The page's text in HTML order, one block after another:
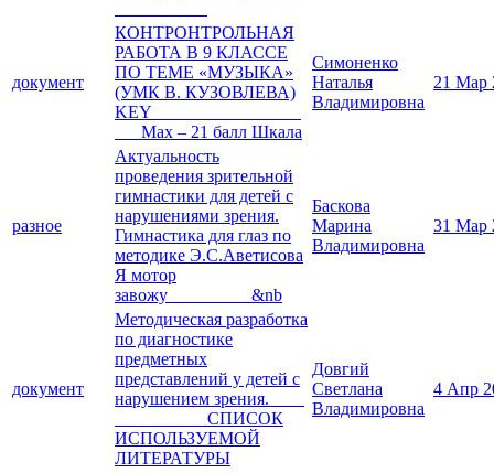
документ
КОНТРОНТРОЛЬНАЯ
РАБОТА В 9 КЛАССЕ
ПО ТЕМЕ «МУЗЫКА»
(УМК В. КУЗОВЛЕВА)
KEY
Max – 21 балл Шкала
Симоненко
Наталья
Владимировна
21 Мар
разное
Актуальность
проведения зрительной
гимнастики для детей с
нарушениями зрения.
Гимнастика для глаз по
методике Э.С.Аветисова
Я мотор
завожу &nb
Баскова
Марина
Владимировна
31 Мар
документ
Методическая разработка
по диагностике
предметных
представлений у детей с
нарушением зрения.
СПИСОК
ИСПОЛЬЗУЕМОЙ
ЛИТЕРАТУРЫ
Довгий
Светлана
Владимировна
4 Апр